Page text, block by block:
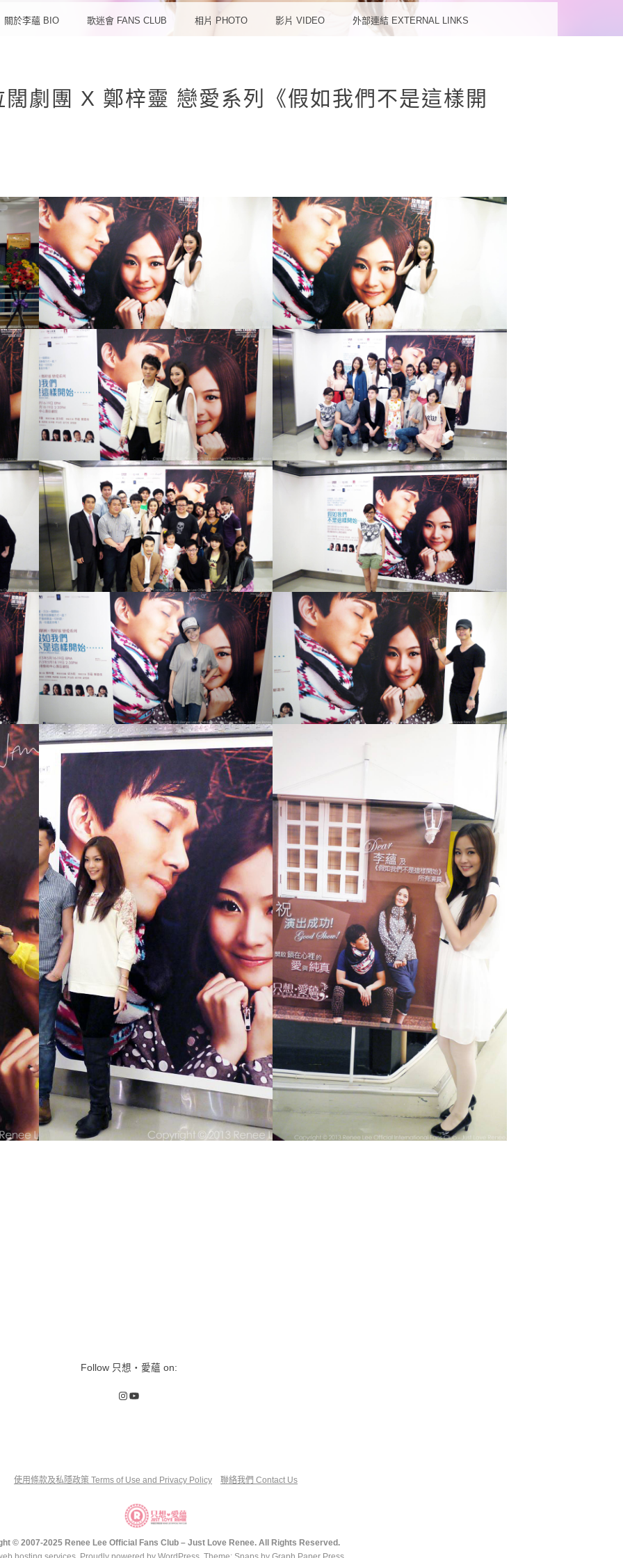
‧愛蘊
關於李蘊 BIO 歌迷會 FANS CLUB 相片 PHOTO 影片 VIDEO 外部連結 EXTERNAL LINKS
劇團 X 鄭梓靈 戀愛系列《假如我們不是這樣開
Follow 只想‧愛蘊 on:
Instagram
YouTube
使用條款及私隱政策 Terms of Use and Privacy Policy 聯絡我們 Contact Us
© 2007-2025 Renee Lee Official Fans Club – Just Love Renee. All Rights Reserved.